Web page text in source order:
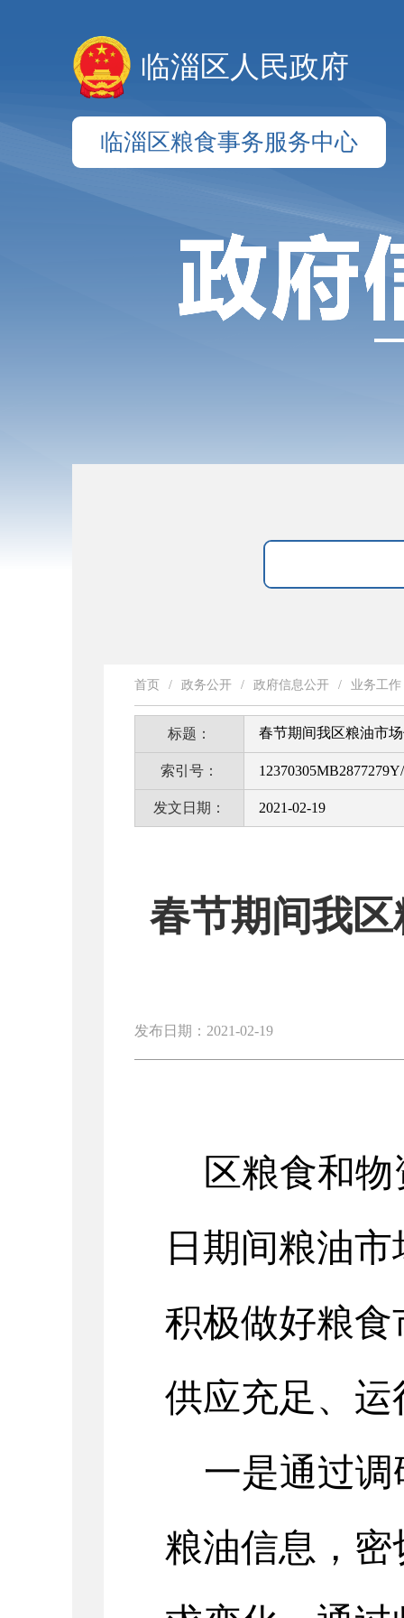
临淄区人民政府
临淄区粮食事务服务中心
首页 / 政务公开 / 政府信息公开 / 业务工作
标题： 春节期间我区粮油市
索引号：
发文日期： 2021-02-19
春节期间我
发布日期：2021-02-19
区粮食和物
日期间粮油市
积极做好粮食
供应充足、运
一是通过调
粮油信息，密